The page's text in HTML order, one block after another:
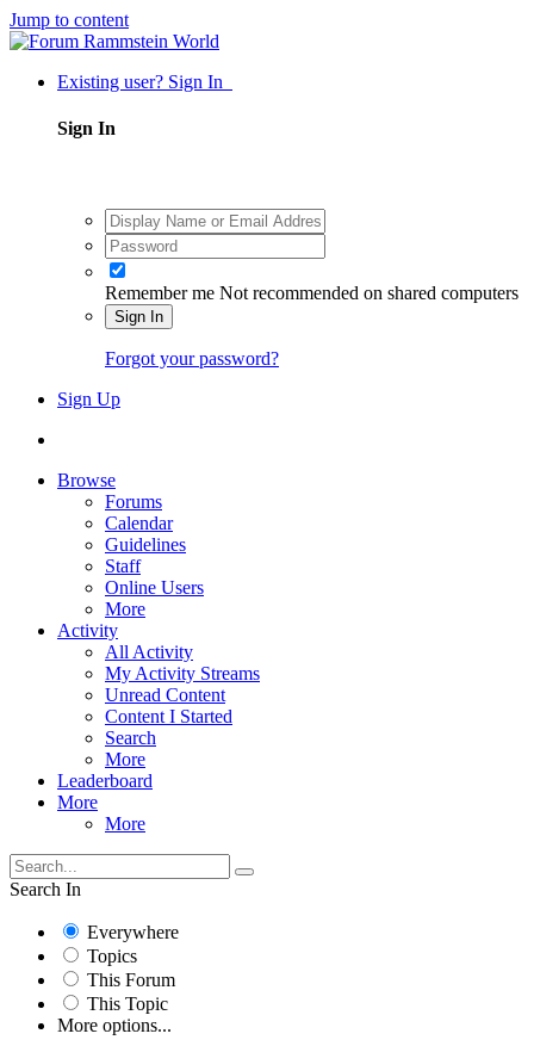
Jump to content
Existing user? Sign In
Sign In
Remember me Not recommended on shared computers
Sign In
Forgot your password?
Sign Up
Browse
Forums
Calendar
Guidelines
Staff
Online Users
More
Activity
All Activity
My Activity Streams
Unread Content
Content I Started
Search
More
Leaderboard
More
More
Search In
Everywhere
Topics
This Forum
This Topic
More options...